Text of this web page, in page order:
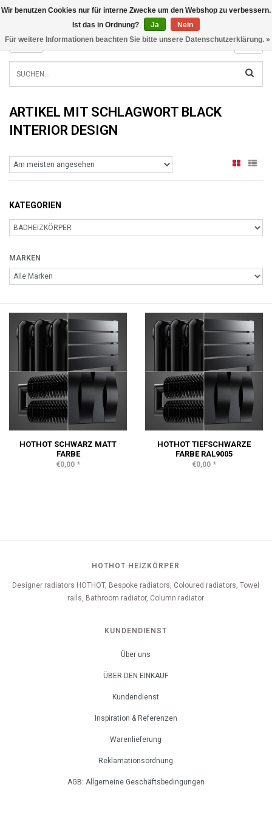
INFO@RADIATORS.SHOP
MENU
ARTIKEL MIT SCHLAGWORT BLACK
INTERIOR DESIGN
KATEGORIEN
MARKEN
HOTHOT SCHWARZ MATT
FARBE
€0,00 *
HOTHOT TIEFSCHWARZE
FARBE RAL9005
€0,00 *
HOTHOT HEIZKÖRPER
Designer radiators HOTHOT, Bespoke radiators, Coloured radiators, Towel
rails, Bathroom radiator, Column radiator
KUNDENDIENST
Über uns
ÜBER DEN EINKAUF
Kundendienst
Inspiration & Referenzen
Warenlieferung
Reklamationsordnung
AGB: Allgemeine Geschäftsbedingungen
Wir benutzen Cookies nur für interne Zwecke um den Webshop zu verbessern.
Ist das in Ordnung?
Ja
Nein
Für weitere Informationen beachten Sie bitte unsere Datenschutzerklärung. »